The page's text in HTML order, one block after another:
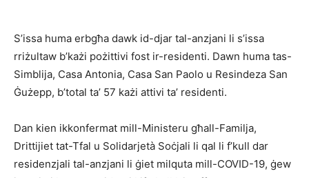
S’issa huma erbgħa dawk id-djar tal-anzjani li s’issa
rriżultaw b’każi pożittivi fost ir-residenti. Dawn huma tas-
Simblija, Casa Antonia, Casa San Paolo u Resindeza San
Ġużepp, b’total ta’ 57 każi attivi ta’ residenti.
Dan kien ikkonfermat mill-Ministeru għall-Familja,
Drittijiet tat-Tfal u Solidarjetà Soċjali li qal li f’kull dar
residenzjali tal-anzjani li ġiet milquta mill-COVID-19, ġew